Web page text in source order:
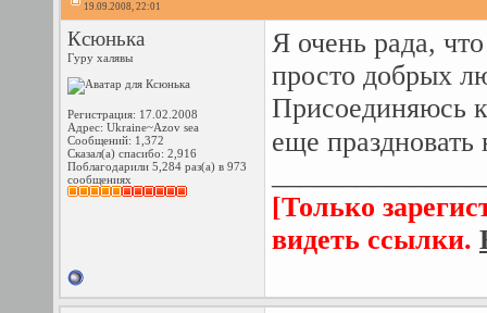
19.09.2008, 22:01
Ксюнька
Гуру халявы
Регистрация: 17.02.2008
Адрес: Ukraine~Azov sea
Сообщений: 1,372
Сказал(а) спасибо: 2,916
Поблагодарили 5,284 раз(а) в 973
сообщениях
Я очень рада,
просто добрых
Присоединяюсь
еще праздновать
[Только
видеть ссылки.